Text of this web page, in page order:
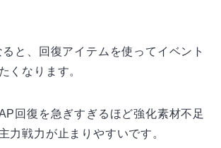
と、回復アイテムを使ってイベント
くなります。
回復を急ぎすぎるほど強化素材不足
力戦力が止まりやすいです。